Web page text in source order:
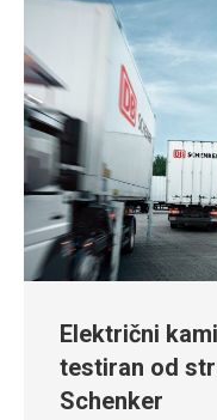
Električni
testiran od
Schenker